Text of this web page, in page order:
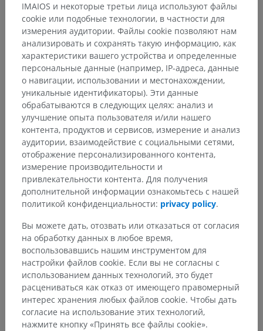
Нейроанатомия человека
Переводы
Заметили ошибку?
Не стесняйтесь предложить поправку, свою версию
перевода или решение по улучшению контента.
Сообщить об ошибке
IMAIOS и некоторые третьи лица используют файлы
cookie или подобные технологии, в частности для
измерения аудитории. Файлы cookie позволяют нам
анализировать и сохранять такую информацию, как
характеристики вашего устройства и определенные
персональные данные (например, IP-адреса, данные
о навигации, использовании и местонахождении,
уникальные идентификаторы). Эти данные
обрабатываются в следующих целях: анализ и
улучшение опыта пользователя и/или нашего
контента, продуктов и сервисов, измерение и анализ
аудитории, взаимодействие с социальными сетями,
отображение персонализированного контента,
измерение производительности и
привлекательности контента. Для получения
дополнительной информации ознакомьтесь с нашей
политикой конфиденциальности: privacy policy.
Вы можете дать, отозвать или отказаться от согласия
на обработку данных в любое время,
воспользовавшись нашим инструментом для
настройки файлов cookie. Если вы не согласны с
использованием данных технологий, это будет
расцениваться как отказ от имеющего правомерный
интерес хранения любых файлов cookie. Чтобы дать
согласие на использование этих технологий,
нажмите кнопку «Принять все файлы cookie».